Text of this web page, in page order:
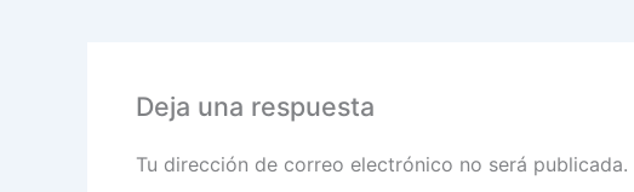
Deja una respuesta
Tu dirección de correo electrónico no será publicada.